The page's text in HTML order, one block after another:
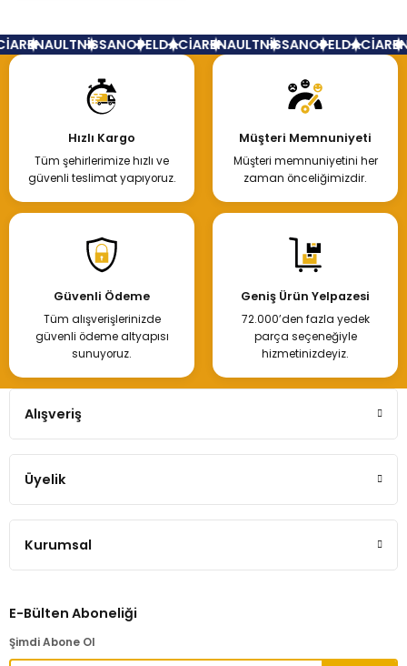
RENAULTNİSSANOPELDACİARENAULTNİSSANOPELDACİA
Hızlı Kargo
Tüm şehirlerimize hızlı ve
güvenli teslimat yapıyoruz.
Müşteri Memnuniyeti
Müşteri memnuniyetini her
zaman önceliğimizdir.
Güvenli Ödeme
Tüm alışverişlerinizde
güvenli ödeme altyapısı
sunuyoruz.
Geniş Ürün Yelpazesi
72.000’den fazla yedek
parça seçeneğiyle
hizmetinizdeyiz.
Alışveriş
Üyelik
Kurumsal
E-Bülten Aboneliği
Şimdi Abone Ol